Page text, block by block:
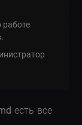
есть все